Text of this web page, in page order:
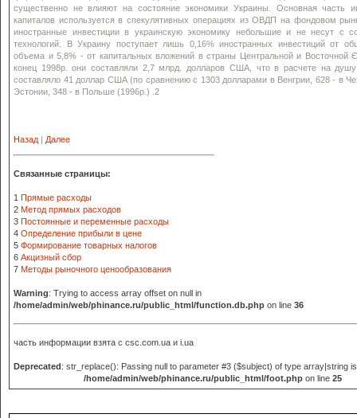
существенно не влияют на состояние экономики Украины. Основная часть
капиталов используется в спекулятивных операциях из ОВДП на фондовом
иностранные инвестиции в украинскую экономику небольшие и не несут с
технологий. В Украину поступает лишь 0,16% иностранных инвестиций от
объема и 5,8% - от капитальных вложений в страны Центральной и Восточной
конец 1998р. они составляли 2,7 млрд. долларов США, что в расчете на душу
составляло 41 доллар США (по сравнению с 1303 долларами в Венгрии, 628 - в
Эстонии, 348 - в Польше (1996р.) .2
Назад | Далее
Связанные страницы:
1 Прямые расходы
2 Метод прямых расходов
3 Постоянные и переменные расходы
4 Определение прибыли в цене
5 Формирование товарных налогов
6 Акцизный сбор
7 Методы рыночного ценообразования
Warning: Trying to access array offset on null in
/home/admin/web/phinance.ru/public_html/function.db.php on line 36
часть информации взята с csc.com.ua и i.ua
Deprecated: str_replace(): Passing null to parameter #3 ($subject) of type array|string
/home/admin/web/phinance.ru/public_html/foot.php on line 25